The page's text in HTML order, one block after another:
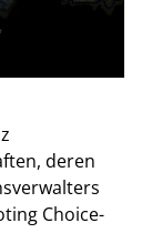
deren
Choice-